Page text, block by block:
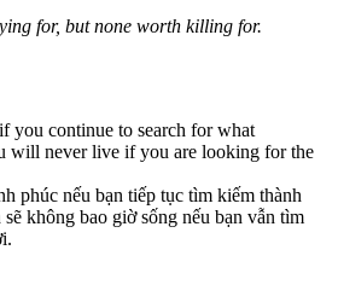
for, but none worth killing for.
you continue to search for what
will never live if you are looking for the
phúc nếu bạn tiếp tục tìm kiếm thành
không bao giờ sống nếu bạn vẫn tìm